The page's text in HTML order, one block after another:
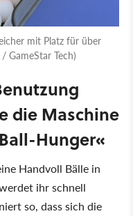
mit Platz für über
GameStar Tech)
die Maschine
Ball-Hunger
Handvoll Bälle in
ihr schnell
so, dass sich die